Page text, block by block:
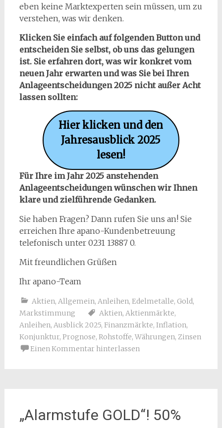
eben keine Marktexperten sein müssen, um zu
verstehen, was wir denken.
Klicken Sie einfach auf folgenden Button und
entscheiden Sie selbst, ob uns das gelungen
ist. Sie erfahren dort, was wir konkret vom
neuen Jahr erwarten und was Sie bei Ihren
Anlageentscheidungen 2025 nicht außer Acht
lassen sollten:
Hier klicken und den
Jahresausblick 2025
lesen!
Für Ihre im Jahr 2025 anstehenden
Anlageentscheidungen wünschen wir Ihnen
klare und zielführende Gedanken.
Sie haben Fragen? Dann rufen Sie uns an! Sie
erreichen Ihre apano-Kundenbetreuung
telefonisch unter 0231 13887 0.
Mit freundlichen Grüßen
Ihr apano-Team
Aktien, Allgemein, Anleihen, Edelmetalle, Gold,
Markstimmung
Aktien, Aktienmärkte,
Anleihen, Ausblick 2025, Finanzmärkte, Inflation,
Konjunktur, Prognose, Rohstoffe, Währungen, Zinsen
Einen Kommentar hinterlassen
„Alarmstufe GOLD“! 50%